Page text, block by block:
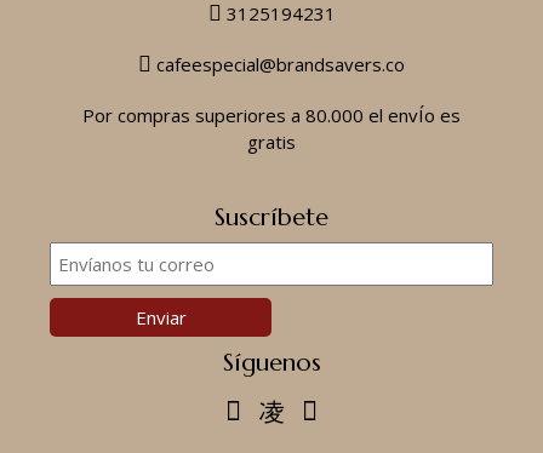
3125194231
cafeespecial@brandsavers.co
Por compras superiores a 80.000 el envÍo es
gratis
Suscríbete
Síguenos